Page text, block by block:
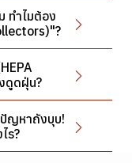
ทำไมต้อง
ดูดฝุ่น?
ญหาถังบุบ!
ร?